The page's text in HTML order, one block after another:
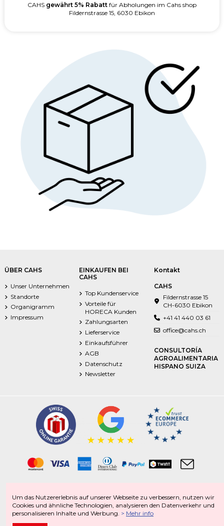
CAHS gewährt 5% Rabatt für Abholungen im Cahs shop
Fildernstrasse 15, 6030 Ebikon
ÜBER CAHS
Unser Unternehmen
Standorte
Organigramm
Impressum
EINKAUFEN BEI
CAHS
Top Kundenservice
Vorteile für
HORECA Kunden
Zahlungsarten
Lieferservice
Einkaufsführer
AGB
Datenschutz
Newsletter
Kontakt
CAHS
Fildernstrasse 15
CH-6030 Ebikon
+41 41 440 03 61
office@cahs.ch
CONSULTORÍA
AGROALIMENTARIA
HISPANO SUIZA
Italienische Spezialitäten | Spanische Spezialitäten | Schweizer Spezialitäten |
Portugiesische Spezialitäten
Um das Nutzererlebnis auf unserer Webseite zu verbessern, nutzen wir
Cookies und ähnliche Technologien, analysieren den Datenverkehr und
personalisieren Inhalte und Werbung. > Mehr info